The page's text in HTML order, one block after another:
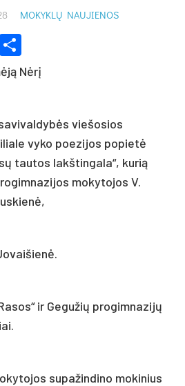
MOKYKLŲ NAUJIENOS
Viber
Nėrį
viešosios
vyko poezijos popietė
tautos lakštingala“, kurią
mokytojos V.
ir Gegužių progimnazijų
supažindino mokinius